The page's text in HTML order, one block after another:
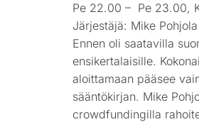
Pe 22.00 – Pe 23.00,
Järjestäjä: Mike Pohjola
Ennen oli saatavilla
ensikertalaisille.
aloittamaan pääsee
sääntökirjan. Mike
crowdfundingilla